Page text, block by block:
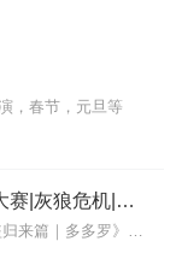
，春节，元旦等
神探迈克狐· 千面怪盗|侦探大赛|灰狼危机|多多罗
新专辑点击收听《神探迈克狐·怪盗归来篇｜多多罗》！！！>>>点击进入主播橱窗购买《神探迈克狐》系列图书吧!<<<多多罗故事【点击前往】收听多多罗其他好玩有趣的故...